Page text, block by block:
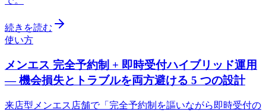
続きを読む
使い方
メンエス 完全予約制 + 即時受付ハイブリッド運用
— 機会損失とトラブルを両方避ける 5 つの設計
来店型メンエス店舗で「完全予約制を謳いながら即時受付の